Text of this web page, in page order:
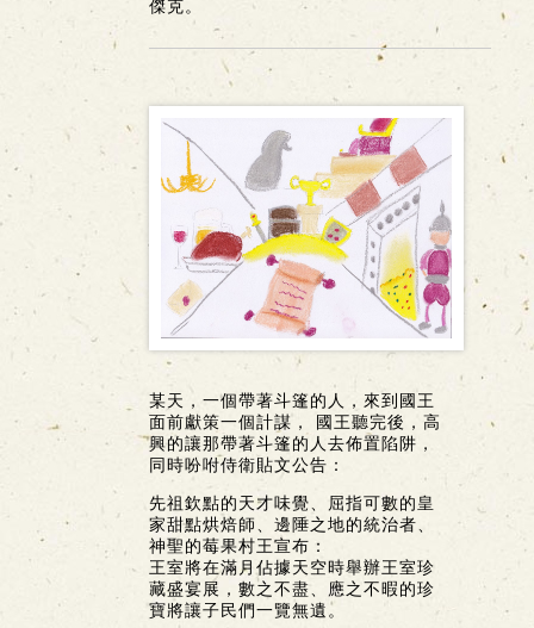
傑克。
某天，一個帶著斗篷的人，來到國王
面前獻策一個計謀， 國王聽完後，高
興的讓那帶著斗篷的人去佈置陷阱，
同時吩咐侍衛貼文公告：
先祖欽點的天才味覺、屈指可數的皇
家甜點烘焙師、邊陲之地的統治者、
神聖的莓果村王宣布：
王室將在滿月佔據天空時舉辦王室珍
藏盛宴展，數之不盡、應之不暇的珍
寶將讓子民們一覽無遺。